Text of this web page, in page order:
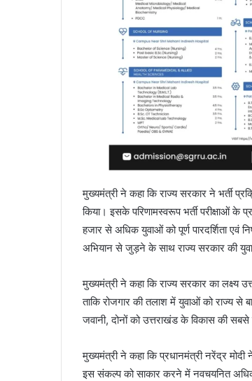
मुख्यमंत्री ने कहा कि राज्य सरकार ने भर्ती
किया। इसके परिणामस्वरूप भर्ती परीक्षाओं के
हजार से अधिक युवाओं को पूर्ण पारदर्शिता
अभियान से जुड़ने के साथ राज्य सरकार की
मुख्यमंत्री ने कहा कि राज्य सरकार का लक्ष्य
ताकि रोजगार की तलाश में युवाओं को राज्य से
जवानी, दोनों को उत्तराखंड के विकास की
मुख्यमंत्री ने कहा कि प्रधानमंत्री नरेंद्र
इस संकल्प को साकार करने में नवचयनित